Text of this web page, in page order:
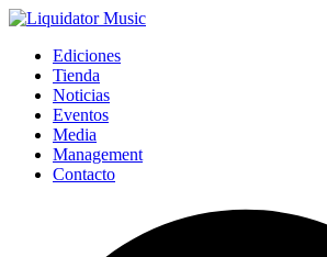
Ediciones
Tienda
Noticias
Eventos
Media
Management
Contacto